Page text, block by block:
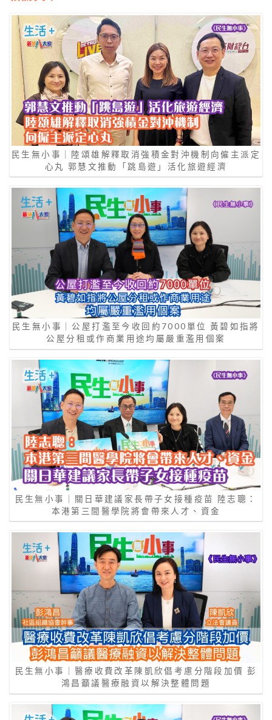
民生無小事｜陸頌雄解釋取消強積金對沖機制向僱主派定
心丸 郭慧文推動「跳島遊」活化旅遊經濟
民生無小事｜公屋打濫至今收回約7000單位 黃碧如指將
公屋分租或作商業用途均屬嚴重濫用個案
民生無小事｜關日華建議家長帶子女接種疫苗 陸志聰：
本港第三間醫學院將會帶來人才、資金
民生無小事｜醫療收費改革陳凱欣倡考慮分階段加價 彭
鴻昌籲議醫療融資以解決整體問題